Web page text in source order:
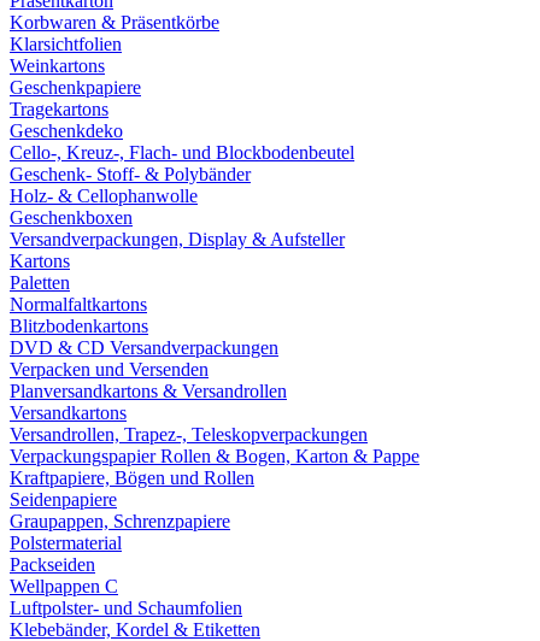
Korbwaren & Präsentkörbe
Klarsichtfolien
Weinkartons
Geschenkpapiere
Tragekartons
Geschenkdeko
Cello-, Kreuz-, Flach- und Blockbodenbeutel
Geschenk- Stoff- & Polybänder
Holz- & Cellophanwolle
Geschenkboxen
Versandverpackungen, Display & Aufsteller
Kartons
Paletten
Normalfaltkartons
Blitzbodenkartons
DVD & CD Versandverpackungen
Verpacken und Versenden
Planversandkartons & Versandrollen
Versandkartons
Versandrollen, Trapez-, Teleskopverpackungen
Verpackungspapier Rollen & Bogen, Karton & Pappe
Kraftpapiere, Bögen und Rollen
Seidenpapiere
Graupappen, Schrenzpapiere
Polstermaterial
Packseiden
Wellpappen C
Luftpolster- und Schaumfolien
Klebebänder, Kordel & Etiketten